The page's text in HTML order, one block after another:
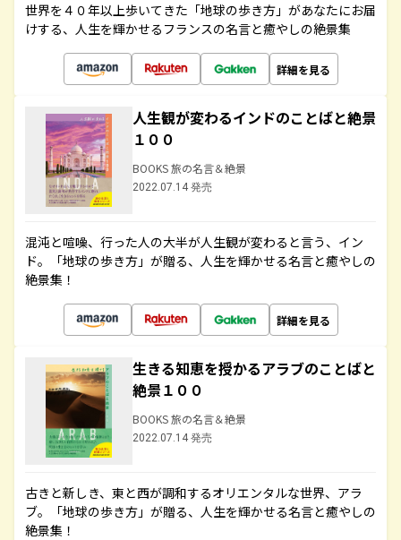
世界を４０年以上歩いてきた「地球の歩き方」があなたにお届
けする、人生を輝かせるフランスの名言と癒やしの絶景集
詳細を見る
人生観が変わるインドのことばと絶景
１００
BOOKS 旅の名言＆絶景
2022.07.14 発売
混沌と喧噪、行った人の大半が人生観が変わると言う、イン
ド。「地球の歩き方」が贈る、人生を輝かせる名言と癒やしの
絶景集！
詳細を見る
生きる知恵を授かるアラブのことばと
絶景１００
BOOKS 旅の名言＆絶景
2022.07.14 発売
古きと新しき、東と西が調和するオリエンタルな世界、アラ
ブ。「地球の歩き方」が贈る、人生を輝かせる名言と癒やしの
絶景集！